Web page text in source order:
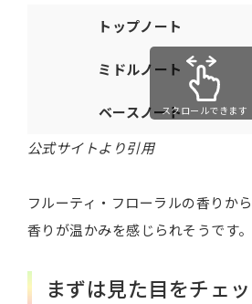
トップノート
ミドルノート
ベースノートスクロールできます
公式サイトより引用
フルーティ・フローラルの香りか
香りが温かみを感じられそうです。
まずは見た目をチェッ